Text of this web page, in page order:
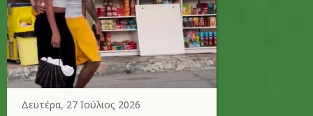
Δευτέρα, 27 Ιούλιος 2026